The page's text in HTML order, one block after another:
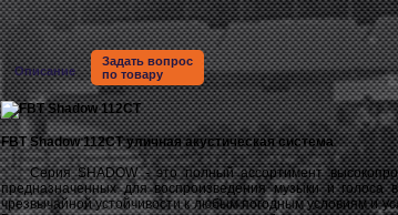
Описание
Задать вопрос
по товару
FBT Shadow 112CT уличная акустическая система
Серия SHADOW - это полный ассортимент
предназначенных для воспроизведения музыки и голоса
чрезвычайной устойчивости к любым погодным условиям и